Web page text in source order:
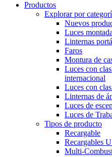
Productos
Explorar por
Nuevos
Luces
Linternas
Faros
Montura de
Luces con
internacional
Luces con
Linternas de
Luces de
Luces de
Tipos de producto
Recargable
Recargables
Multi-